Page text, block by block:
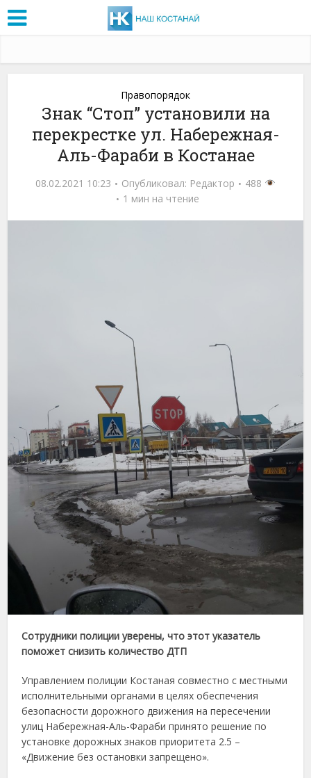
Правопорядок
Знак “Стоп” установили на
перекрестке ул. Набережная-
Аль-Фараби в Костанае
08.02.2021 10:23 Опубликовал: Редактор
488
1 мин на чтение
Сотрудники полиции уверены, что этот указатель
поможет снизить количество ДТП
Управлением полиции Костаная совместно с местными
исполнительными органами в целях обеспечения
безопасности дорожного движения на пересечении
улиц Набережная-Аль-Фараби принято решение по
установке дорожных знаков приоритета 2.5 –
«Движение без остановки запрещено».